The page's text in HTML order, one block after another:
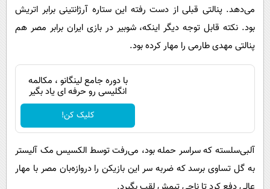
می‌دهد. پنالتی قبلی از دست رفته این ستاره آرژانتینی برابر اتریش
بود. نکته قابل توجه دیگر اینکه، شوبیر در بازی ایران برابر مصر هم
پنالتی مهدی طارمی را مهار کرده بود.
با دوره جامع لینگانو ، مکالمه
انگلیسی رو حرفه ای یاد بگیر
کلیک کن!
آلبی‌سلسته که سراسر حمله بود، می‌رفت توسط الکسیس مک آلیستر
به گل تساوی برسد که ضربه سر این بازیکن را دروازه‌بان مصر با مهار